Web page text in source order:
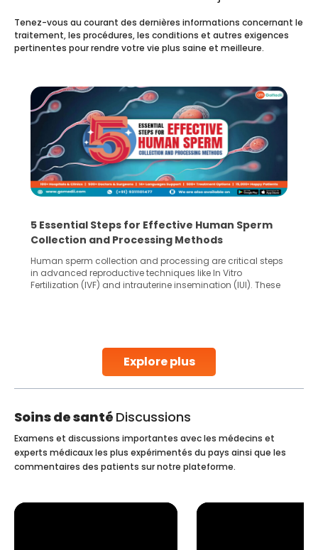
Explore plus
Tenez-vous au courant des dernières informations concernant le
traitement, les procédures, les conditions et autres exigences
pertinentes pour rendre votre vie plus saine et meilleure.
5 Essential Steps for Effective Human Sperm
Collection and Processing Methods
Human sperm collection and processing are critical steps
in advanced reproductive techniques like In Vitro
Fertilization (IVF) and intrauterine insemination (IUI). These
collected, they process the
Soins de santé Discussions
Examens et discussions importantes avec les médecins et
experts médicaux les plus expérimentés du pays ainsi que les
commentaires des patients sur notre plateforme.